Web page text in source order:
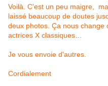
Voilà. C'est un peu maigre,
laissé beaucoup de doutes
deux photos. Ça nous change
actrices X classiques…
Je vous envoie d'autres.
Cordialement